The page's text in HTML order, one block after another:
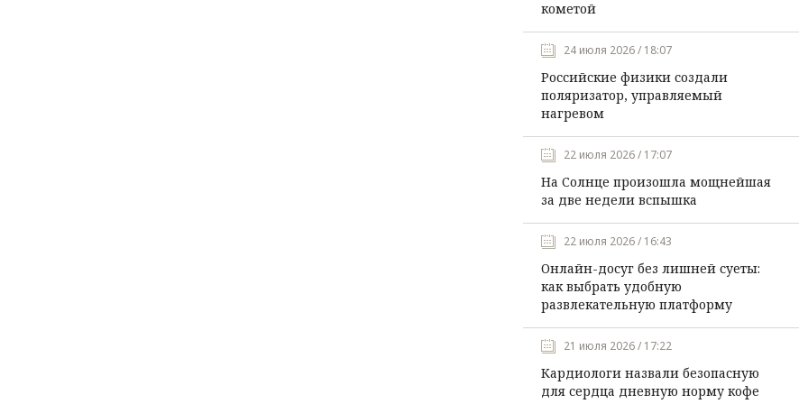
кометой
24 июля 2026 / 18:07
Российские физики создали
поляризатор, управляемый
нагревом
22 июля 2026 / 17:07
На Солнце произошла мощнейшая
за две недели вспышка
22 июля 2026 / 16:43
Онлайн-досуг без лишней суеты:
как выбрать удобную
развлекательную платформу
21 июля 2026 / 17:22
Кардиологи назвали безопасную
для сердца дневную норму кофе